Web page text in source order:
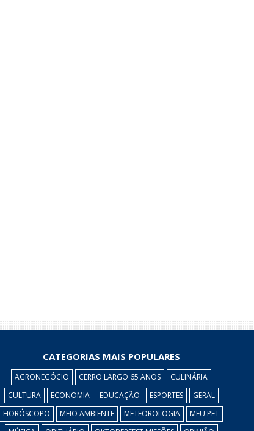
CATEGORIAS MAIS POPULARES
AGRONEGÓCIO CERRO LARGO 65 ANOS
CULINÁRIA
CULTURA
ECONOMIA EDUCAÇÃO ESPORTES
GERAL
HORÓSCOPO
MEIO AMBIENTE METEOROLOGIA
MEU PET